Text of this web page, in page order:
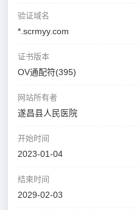
验证域名
*.scrmyy.com
证书版本
OV通配符(395)
网站所有者
遂昌县人民医院
开始时间
2023-01-04
结束时间
2029-02-03